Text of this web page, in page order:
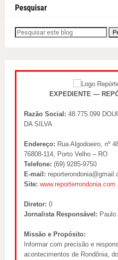
Pesquisar
EXPEDIENTE —
Razão Social: 48.775.099
DA SILVA
Endereço: Rua Algodoeiro, nº
76808-114, Porto Velho – RO
Telefone: (69) 9285-9750
E-mail:
Site: www.reporterrondonia.com
Diretor: 0
Jornalista Responsável:
Missão e Propósito:
Informar com precisão e
acontecimentos de Rondônia,